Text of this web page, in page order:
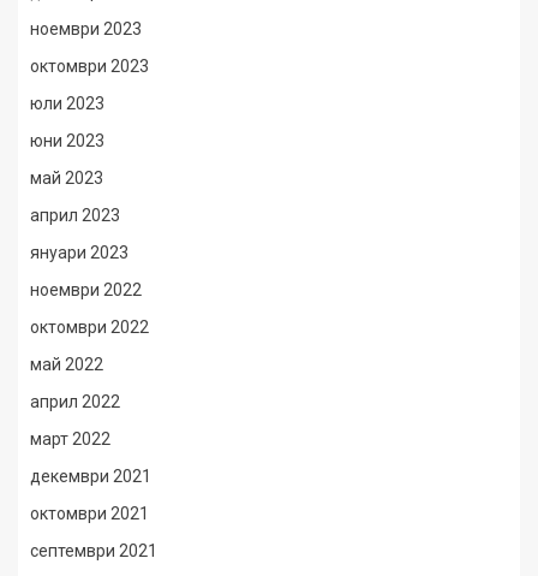
ноември 2023
октомври 2023
юли 2023
юни 2023
май 2023
април 2023
януари 2023
ноември 2022
октомври 2022
май 2022
април 2022
март 2022
декември 2021
октомври 2021
септември 2021